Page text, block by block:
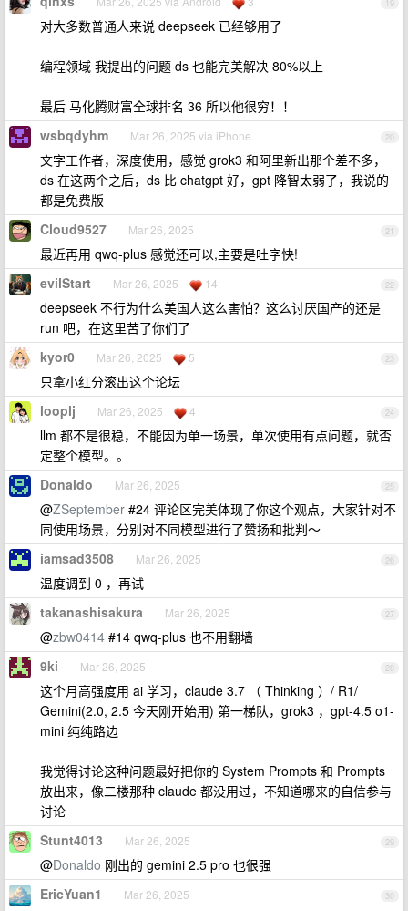
19
对大多数普通人来说 deepseek 已经够用了
编程领域 我提出的问题 ds 也能完美解决 80%以上
最后 马化腾财富全球排名 36 所以他很穷！！
20
wsbqdyhm Mar 26, 2025 via iPhone
文字工作者，深度使用，感觉 grok3 和阿里新出那个差不多，
ds 在这两个之后，ds 比 chatgpt 好，gpt 降智太弱了，我说的
都是免费版
21
Cloud9527 Mar 26, 2025
最近再用 qwq-plus 感觉还可以,主要是吐字快!
22
evilStart Mar 26, 2025 14
deepseek 不行为什么美国人这么害怕？这么讨厌国产的还是
run 吧，在这里苦了你们了
23
kyor0 Mar 26, 2025 5
只拿小红分滚出这个论坛
24
looplj Mar 26, 2025 4
llm 都不是很稳，不能因为单一场景，单次使用有点问题，就否
定整个模型。。
25
Donaldo Mar 26, 2025
@ZSeptember #24 评论区完美体现了你这个观点，大家针对不
同使用场景，分别对不同模型进行了赞扬和批判～
26
iamsad3508 Mar 26, 2025
温度调到 0 ，再试
27
takanashisakura Mar 26, 2025
@zbw0414 #14 qwq-plus 也不用翻墙
28
9ki Mar 26, 2025
这个月高强度用 ai 学习，claude 3.7 （ Thinking ）/ R1/
Gemini(2.0, 2.5 今天刚开始用) 第一梯队，grok3 ，gpt-4.5 o1-
mini 纯纯路边
我觉得讨论这种问题最好把你的 System Prompts 和 Prompts
放出来，像二楼那种 claude 都没用过，不知道哪来的自信参与
讨论
29
Stunt4013 Mar 26, 2025
@Donaldo 刚出的 gemini 2.5 pro 也很强
30
EricYuan1 Mar 26, 2025